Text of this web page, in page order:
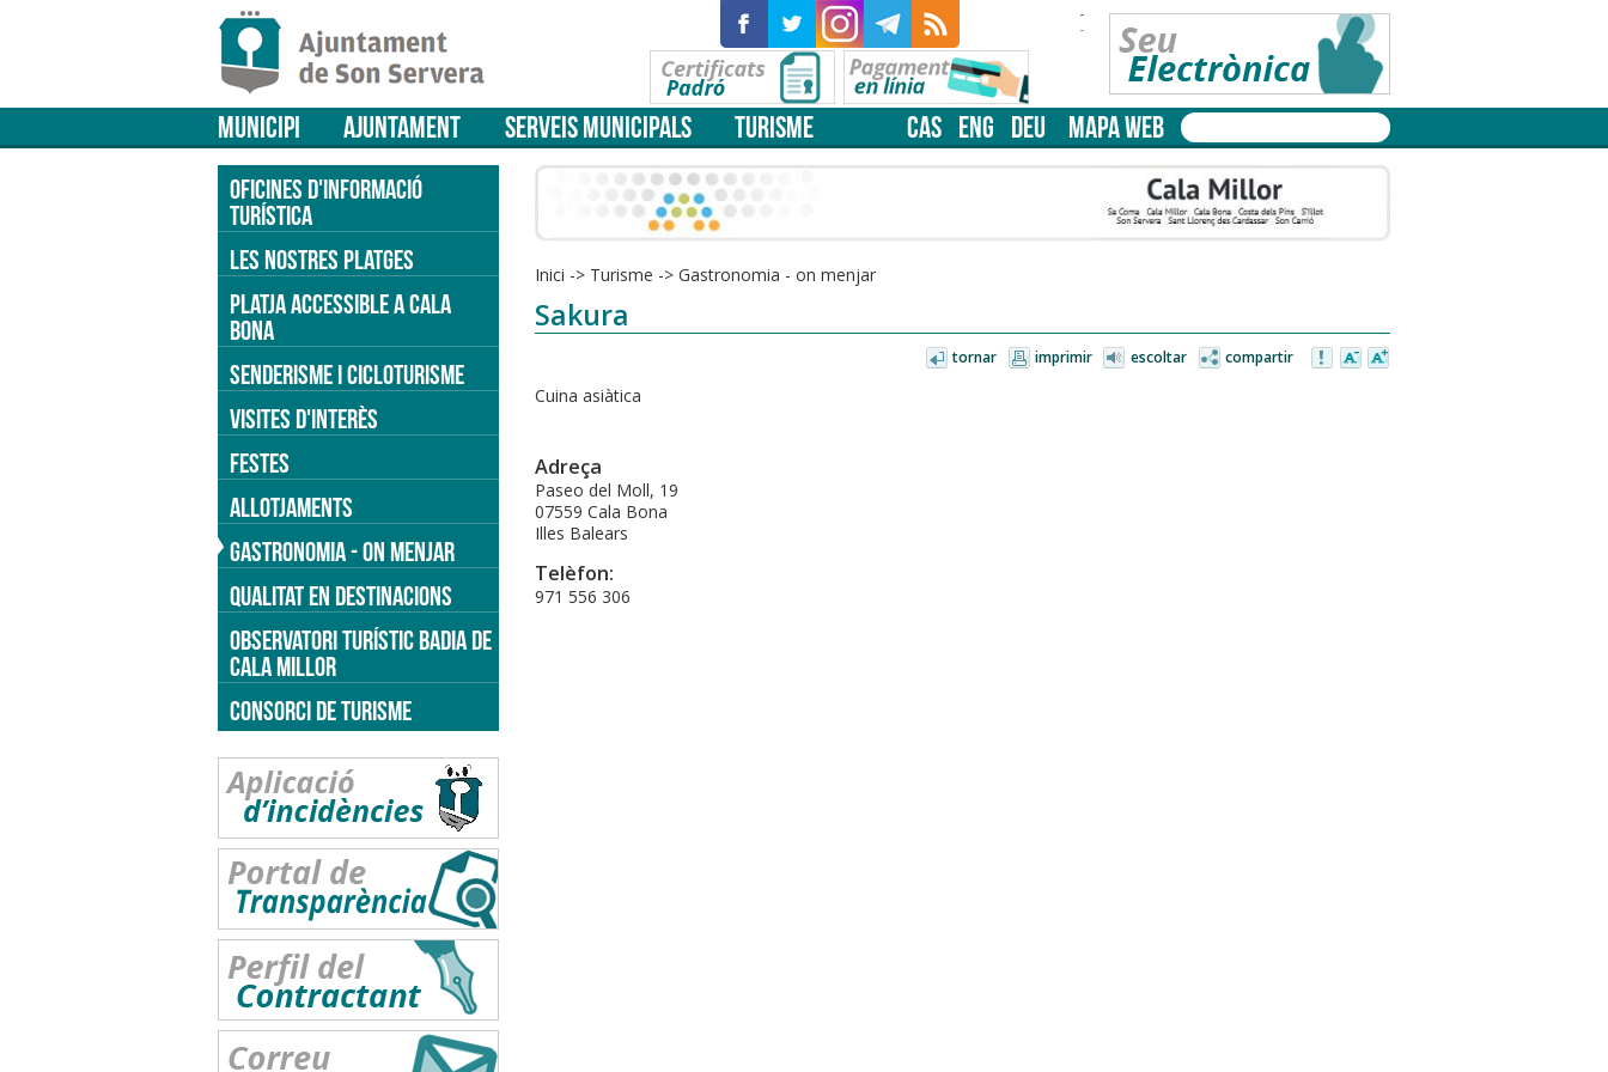
-
-
MUNICIPI AJUNTAMENT SERVEIS MUNICIPALS TURISME CAS ENG DEU MAPA WEB
Inici -> Turisme -> Gastronomia - on menjar
Sakura
tornar imprimir escoltar compartir
Cuina asiàtica
Adreça
Paseo del Moll, 19
07559 Cala Bona
Illes Balears
Telèfon:
971 556 306
OFICINES D'INFORMACIÓ
TURÍSTICA
LES NOSTRES PLATGES
PLATJA ACCESSIBLE A CALA
BONA
SENDERISME I CICLOTURISME
VISITES D'INTERÈS
FESTES
ALLOTJAMENTS
GASTRONOMIA - ON MENJAR
QUALITAT EN DESTINACIONS
OBSERVATORI TURÍSTIC BADIA DE
CALA MILLOR
CONSORCI DE TURISME